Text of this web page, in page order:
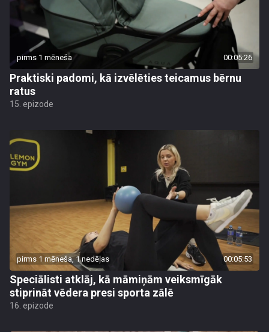
pirms 1 mēneša 00:05:26
Praktiski padomi, kā izvēlēties teicamus bērnu
ratus
15. epizode
pirms 1 mēneša, 1 nedēļas 00:05:53
Speciālisti atklāj, kā māmiņām veiksmīgāk
stiprināt vēdera presi sporta zālē
16. epizode